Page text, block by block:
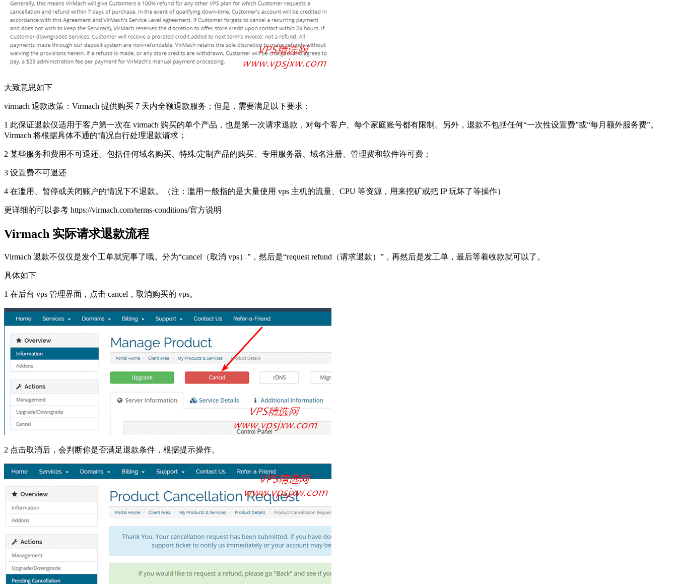
大致意思如下
virmach 退款政策：Virmach 提供购买 7 天内全额退款服务；但是，需要满足以下要求：
1 此保证退款仅适用于客户第一次在 virmach 购买的单个产品，也是第一次请求退款，对每个客户、每个家庭账号都有限制。另外，退款不包括任何“一次性设置费”或“每月额外服务费”。
Virmach 将根据具体不通的情况自行处理退款请求；
2 某些服务和费用不可退还。包括任何域名购买、特殊/定制产品的购买、专用服务器、域名注册、管理费和软件许可费；
3 设置费不可退还
4 在滥用、暂停或关闭账户的情况下不退款。（注：滥用一般指的是大量使用 vps 主机的流量、CPU 等资源，用来挖矿或把 IP 玩坏了等操作）
更详细的可以参考 https://virmach.com/terms-conditions/官方说明
Virmach 实际请求退款流程
Virmach 退款不仅仅是发个工单就完事了哦。分为“cancel（取消 vps）”，然后是“request refund（请求退款）”，再然后是发工单，最后等着收款就可以了。
具体如下
1 在后台 vps 管理界面，点击 cancel，取消购买的 vps。
2 点击取消后，会判断你是否满足退款条件，根据提示操作。